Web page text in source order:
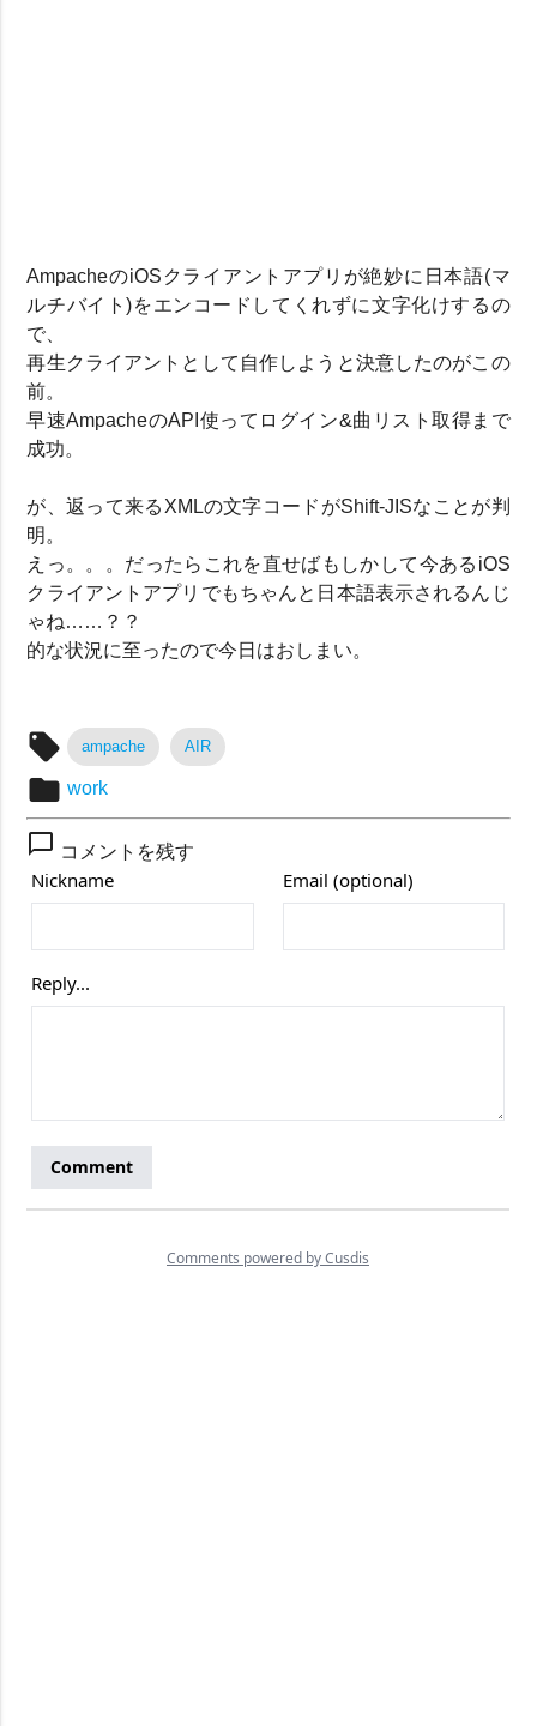
AmpacheのiOSクライアントアプリが絶妙に日本語(マ
ルチバイト)をエンコードしてくれずに文字化けするの
で、
再生クライアントとして自作しようと決意したのがこの
前。
早速AmpacheのAPI使ってログイン&曲リスト取得まで
成功。
が、返って来るXMLの文字コードがShift-JISなことが判
明。
えっ。。。だったらこれを直せばもしかして今あるiOS
クライアントアプリでもちゃんと日本語表示されるんじ
ゃね……？？
的な状況に至ったので今日はおしまい。
local_offer ampache AIR
folder work
chat_bubble_outline コメントを残す